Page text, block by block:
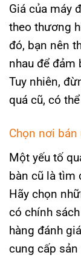
Giá của máy
theo thương
đó, bạn nên
nhau để đảm
Tuy nhiên,
quá cũ, có
Chọn nơi
Một yếu tố
bàn cũ là tìm
Hãy chọn
có chính
hàng đánh
cung cấp